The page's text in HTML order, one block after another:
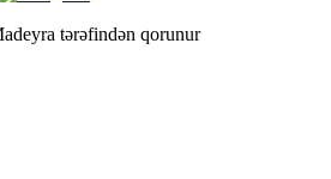
tərəfindən qorunur